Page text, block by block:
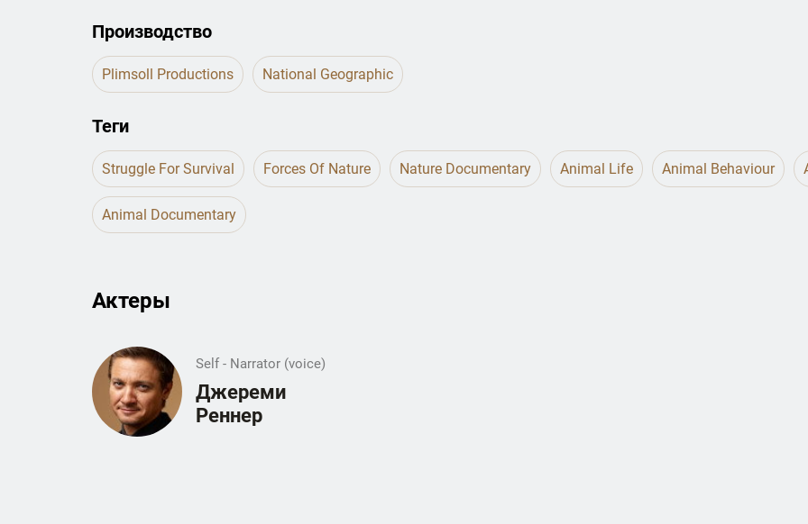
Производство
Plimsoll Productions National Geographic
Теги
Struggle For Survival Forces Of Nature Nature Documentary Animal Life Animal Behaviour
Animal Documentary
Актеры
Self - Narrator (voice)
Джереми
Реннер